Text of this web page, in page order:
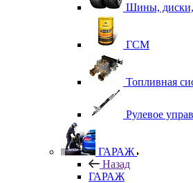
Шины, диски,
ГСМ
Топливная
Рулевое
ГАРАЖ
Назад
ГАРАЖ